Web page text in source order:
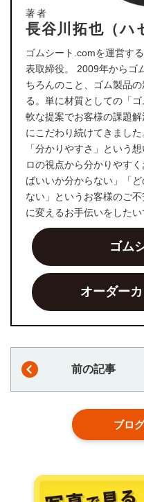
著者
長谷川拓也（ハ
ゴムシート.comを運営す
表取締役。 2009年からゴ
ちろんのこと、ゴム製品
る。単に材質としての「
軟な提案でお客様の課題
にこだわり続けてきまし
「分かりやすさ」という
ロの視点から分かりやす
ばいいか分からない」「
ない」というお客様のご
に変えるお手伝いをしたい
ゴム
オーダー
前の記事
ブロ